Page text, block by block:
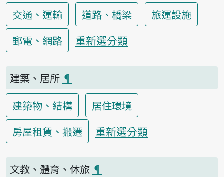
交通、運輸
道路、橋梁
旅運設施
郵電、網路
重新選分類
建築、居所 ¶
建築物、結構
居住環境
房屋租賃、搬遷
重新選分類
文教、體育、休旅 ¶